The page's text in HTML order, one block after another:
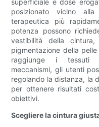
superficiale e dose
posizionato vicino
terapeutica più
potenza possono
vestibilità della
pigmentazione della
raggiunge i tessuti
meccanismi, gli utenti
regolando la distanza, la
per ottenere risultati
obiettivi.
Scegliere la cintura